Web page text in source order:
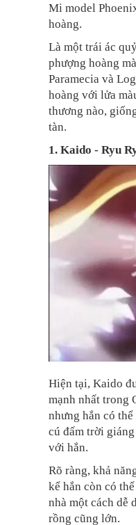
Mi model
hoàng.
Là một trái ác
phượng hoàng
Paramecia và
hoàng với lửa
thương nào,
tàn.
1. Kaido - Ryu
Hiện tại, Kaido
mạnh nhất trong
nhưng hắn có
cú đấm trời
với hắn.
Rõ ràng, khả
kể hắn còn có
nhà một cách dễ
rồng cũng lớn.